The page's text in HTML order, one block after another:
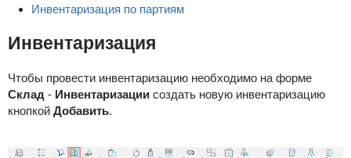
Инвентаризация по партиям
Инвентаризация
Чтобы провести инвентаризацию необходимо на форме
Склад - Инвентаризации создать новую инвентаризацию
кнопкой Добавить.